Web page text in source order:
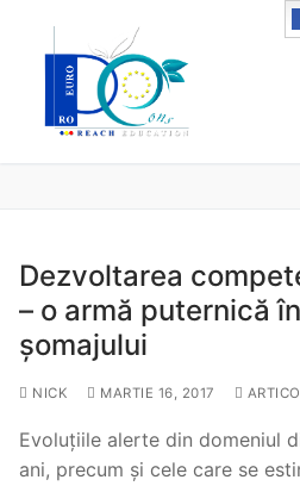
conținut
Dezvoltarea
– o armă puternică
șomajului
NICK MARTIE 16, 2017
Evoluțiile alerte din domeniul
ani, precum şi cele care se